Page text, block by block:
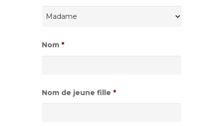
Nom *
Nom de jeune fille *